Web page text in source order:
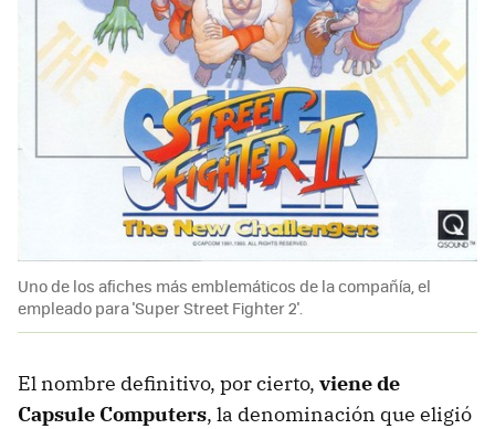
Uno de los afiches más emblemáticos de la compañía, el
empleado para 'Super Street Fighter 2'.
El nombre definitivo, por cierto, viene de
Capsule Computers, la denominación que eligió